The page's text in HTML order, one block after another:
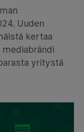
Uuden
kertaa
yritystä